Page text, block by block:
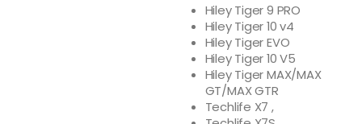
Hiley Tiger 9 PRO
Hiley Tiger 10 v4
Hiley Tiger EVO
Hiley Tiger 10 V5
Hiley Tiger MAX/MAX
GT/MAX GTR
Techlife X7 ,